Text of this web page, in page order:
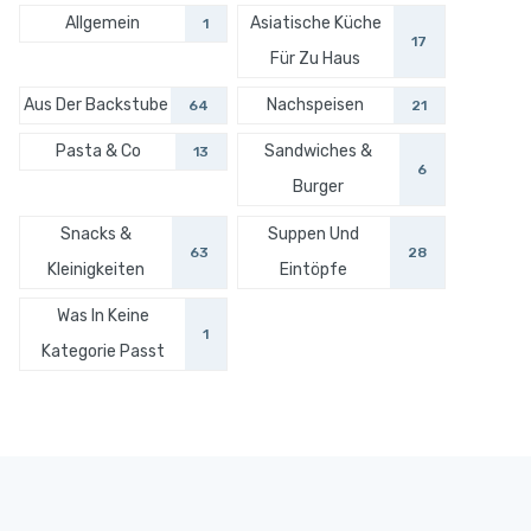
Allgemein 1
Asiatische Küche
Für Zu Haus
17
Aus Der Backstube 64 Nachspeisen 21
Pasta & Co 13
Sandwiches &
Burger
6
Snacks &
Kleinigkeiten
63
Suppen Und
Eintöpfe
28
Was In Keine
Kategorie Passt
1